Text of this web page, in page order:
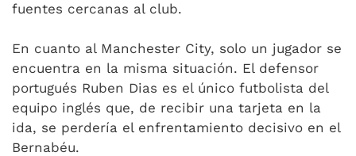
fuentes cercanas al club.
En cuanto al Manchester City, solo un jugador se
encuentra en la misma situación. El defensor
portugués Ruben Dias es el único futbolista del
equipo inglés que, de recibir una tarjeta en la
ida, se perdería el enfrentamiento decisivo en el
Bernabéu.